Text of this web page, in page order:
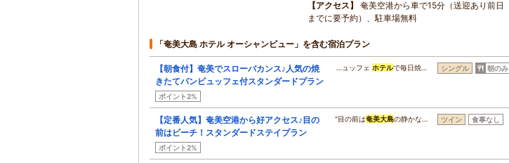
アクセス
奄美空港から車で15分（送迎あり前日
までに要予約）、駐車場無料
「奄美大島 ホテル オーシャンビュー」を含む宿泊プラン
【朝食付】奄美でスローバカンス♪人気の焼
きたてパンビュッフェ付スタンダードプラン
ポイント2%
…ュッフェ ホテルで毎日焼… シングル 朝のみ
【定番人気】奄美空港から好アクセス♪目の
前はビーチ！スタンダードステイプラン
ポイント2%
"目の前は奄美大島の静かな… ツイン 食事なし